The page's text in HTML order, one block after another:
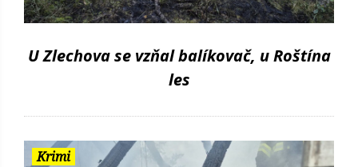
U Zlechova se vzňal balíkovač, u Roštína
les
Krimi